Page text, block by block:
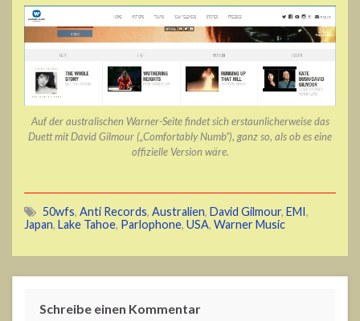
Auf der australischen Warner-Seite findet sich erstaunlicherweise das
Duett mit David Gilmour („Comfortably Numb“), ganz so, als ob es eine
offizielle Version wäre.
50wfs, Anti Records, Australien, David Gilmour, EMI,
Japan, Lake Tahoe, Parlophone, USA, Warner Music
Schreibe einen Kommentar